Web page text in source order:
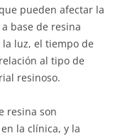
pueden afectar la
base de resina
luz, el tiempo de
al tipo de
resinoso.
resina son
la clínica, y la